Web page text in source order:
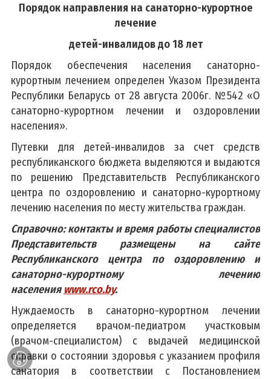
Порядок направления на санаторно-курортное
лечение
детей-инвалидов до 18 лет
Порядок обеспечения населения санаторно-
курортным лечением определен Указом Президента
Республики Беларусь от 28 августа 2006г. №542 «О
санаторно-курортном лечении и оздоровлении
населения».
Путевки для детей-инвалидов за счет средств
республиканского бюджета выделяются и выдаются
по решению Представительств Республиканского
центра по оздоровлению и санаторно-курортному
лечению населения по месту жительства граждан.
Справочно: контакты и время работы специалистов
Представительств размещены на сайте
Республиканского центра по оздоровлению и
санаторно-курортному лечению
населенияwww.rco.by.
Нуждаемость в санаторно-курортном лечении
определяется врачом-педиатром участковым
(врачом-специалистом) с выдачей медицинской
справки о состоянии здоровья с указанием профиля
санатория в соответствии с Постановлением